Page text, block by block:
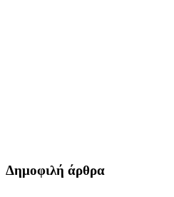
Δημοφιλή άρθρα